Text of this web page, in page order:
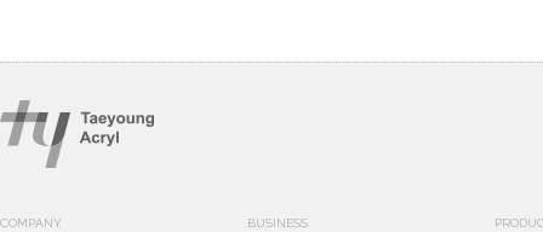
COMPANY BUSINESS